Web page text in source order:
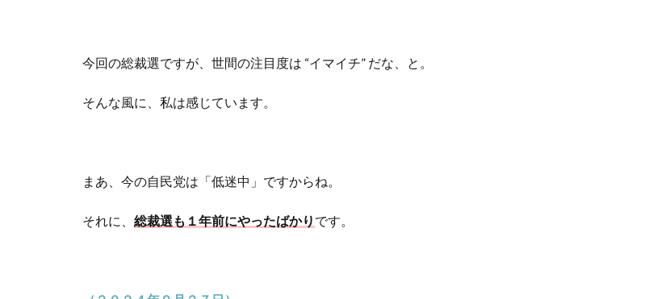
今回の総裁選ですが、世間の注目度は “イマイチ” だな、と。
そんな風に、私は感じています。
まあ、今の自民党は「低迷中」ですからね。
それに、 総裁選も１年前にやったばかり です。